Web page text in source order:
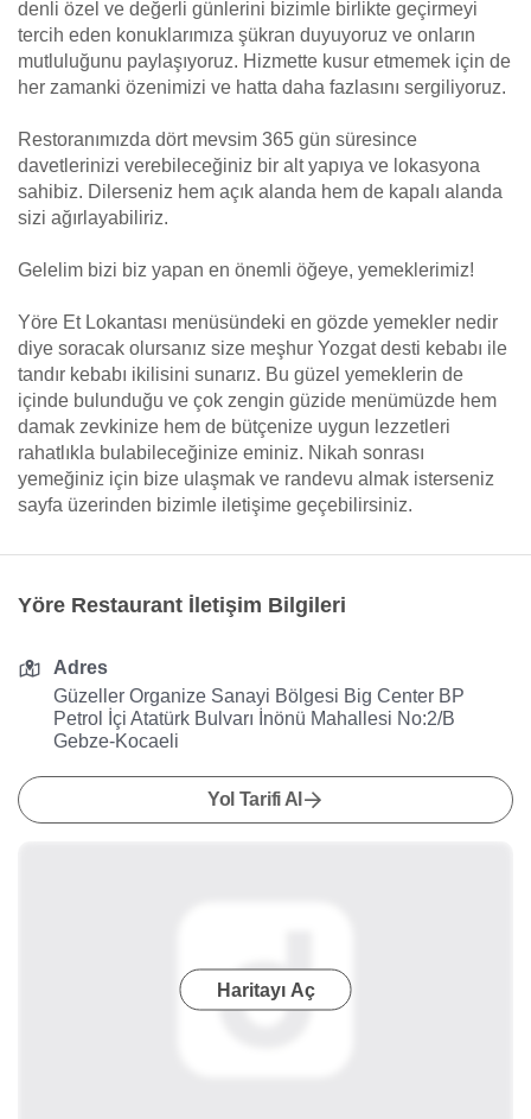
denli özel ve değerli günlerini bizimle birlikte geçirmeyi
tercih eden konuklarımıza şükran duyuyoruz ve onların
mutluluğunu paylaşıyoruz. Hizmette kusur etmemek için de
her zamanki özenimizi ve hatta daha fazlasını sergiliyoruz.
Restoranımızda dört mevsim 365 gün süresince
davetlerinizi verebileceğiniz bir alt yapıya ve lokasyona
sahibiz. Dilerseniz hem açık alanda hem de kapalı alanda
sizi ağırlayabiliriz.
Gelelim bizi biz yapan en önemli öğeye, yemeklerimiz!
Yöre Et Lokantası menüsündeki en gözde yemekler nedir
diye soracak olursanız size meşhur Yozgat desti kebabı ile
tandır kebabı ikilisini sunarız. Bu güzel yemeklerin de
içinde bulunduğu ve çok zengin güzide menümüzde hem
damak zevkinize hem de bütçenize uygun lezzetleri
rahatlıkla bulabileceğinize eminiz. Nikah sonrası
yemeğiniz için bize ulaşmak ve randevu almak isterseniz
sayfa üzerinden bizimle iletişime geçebilirsiniz.
Yöre Restaurant İletişim Bilgileri
Adres
Güzeller Organize Sanayi Bölgesi Big Center BP
Petrol İçi Atatürk Bulvarı İnönü Mahallesi No:2/B
Gebze-Kocaeli
Yol Tarifi Al
Haritayı Aç